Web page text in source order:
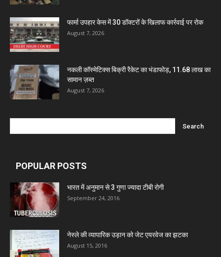
फार्मा उपहार केस में 30 डॉक्टरों के खिलाफ कार्रवाई पर रोक
August 7, 2026
नकली कॉस्मेटिक्स बिक्री रैकेट का भंडाफोड़, 11.68 लाख का
सामान ज़ब्त
August 7, 2026
POPULAR POSTS
भारत में अनुमान से 3 गुणा ज्यादा टीबी रोगी
September 24, 2016
नेस्ले की व्यापारिक उड़ान को जेट एयरवेज का झटका
August 15, 2016